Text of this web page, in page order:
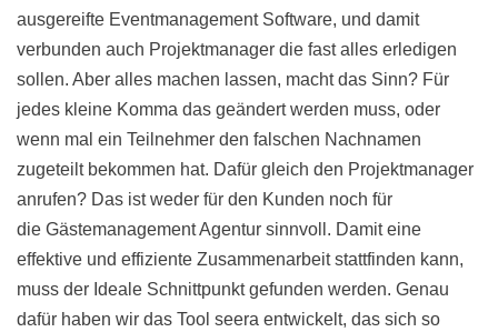
ausgereifte Eventmanagement Software, und damit
verbunden auch Projektmanager die fast alles erledigen
sollen. Aber alles machen lassen, macht das Sinn? Für
jedes kleine Komma das geändert werden muss, oder
wenn mal ein Teilnehmer den falschen Nachnamen
zugeteilt bekommen hat. Dafür gleich den Projektmanager
anrufen? Das ist weder für den Kunden noch für
die Gästemanagement Agentur sinnvoll. Damit eine
effektive und effiziente Zusammenarbeit stattfinden kann,
muss der Ideale Schnittpunkt gefunden werden. Genau
dafür haben wir das Tool seera entwickelt, das sich so